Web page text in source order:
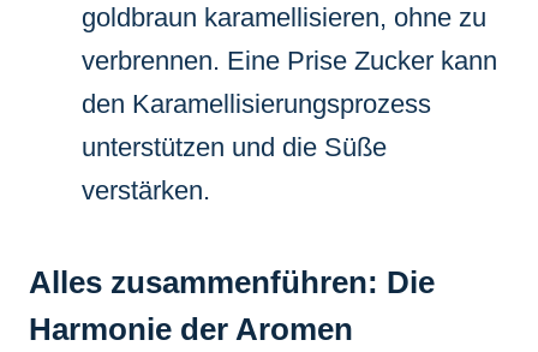
goldbraun karamellisieren, ohne zu
verbrennen. Eine Prise Zucker kann
den Karamellisierungsprozess
unterstützen und die Süße
verstärken.
Alles zusammenführen: Die
Harmonie der Aromen